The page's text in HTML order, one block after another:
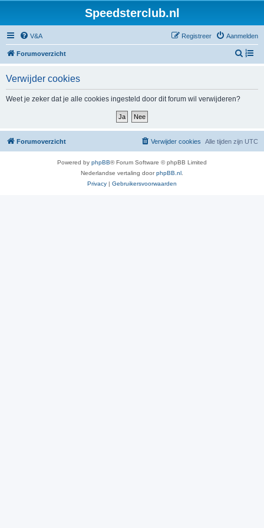
Speedsterclub.nl
V&A Aanmelden
Registreer
Forumoverzicht
Z
Verwijder cookies
Weet je zeker dat je alle cookies ingesteld door dit forum wil verwijderen?
Forumoverzicht Alle tijden zijn UTC
Verwijder cookies
Powered by phpBB® Forum Software © phpBB Limited
Nederlandse vertaling doorphpBB.nl
Privacy | Gebruikersvoorwaarden